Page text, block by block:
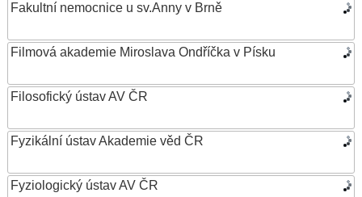
Fakultní nemocnice u sv.Anny v Brně
Filmová akademie Miroslava Ondříčka v Písku
Filosofický ústav AV ČR
Fyzikální ústav Akademie věd ČR
Fyziologický ústav AV ČR